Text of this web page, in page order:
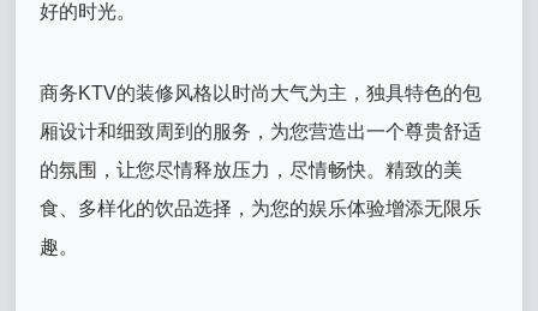
好的时光。
商务KTV的装修风格以时尚大气为主，独具特色的包
厢设计和细致周到的服务，为您营造出一个尊贵舒适
的氛围，让您尽情释放压力，尽情畅快。精致的美
食、多样化的饮品选择，为您的娱乐体验增添无限乐
趣。